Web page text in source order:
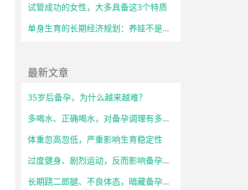
试管成功的女性，大多具备这3个特质
单身生育的长期经济规划：养娃不是一时冲动，而是长远考量
最新文章
35岁后备孕，为什么越来越难？
多喝水、正确喝水，对备孕调理有多重要？
体重忽高忽低，严重影响生育稳定性
过度健身、剧烈运动，反而影响备孕状态
长期跷二郎腿、不良体态，暗藏备孕隐患